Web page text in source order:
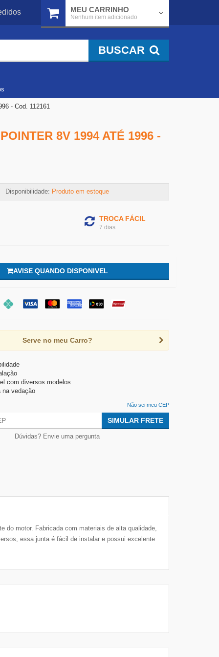
MEU CARRINHO
Nenhum item adicionado
BUSCAR
- Cod. 112161
8V 1994 ATÉ 1996 -
Disponibilidade: Produto em estoque
TROCA FÁCIL
7 dias
AVISE QUANDO DISPONIVEL
Serve no meu Carro?
com diversos modelos
na vedação
Não sei meu CEP
SIMULAR FRETE
Dúvidas? Envie uma pergunta
do motor. Fabricada com materiais de alta qualidade,
essa junta é fácil de instalar e possui excelente